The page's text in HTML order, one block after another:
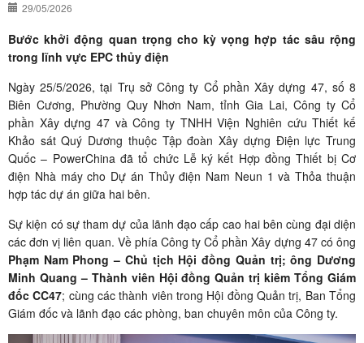
29/05/2026
Bước khởi động quan trọng cho kỳ vọng hợp tác sâu rộng
trong lĩnh vực EPC thủy điện
Ngày 25/5/2026, tại Trụ sở Công ty Cổ phần Xây dựng 47, số 8
Biên Cương, Phường Quy Nhơn Nam, tỉnh Gia Lai, Công ty Cổ
phần Xây dựng 47 và Công ty TNHH Viện Nghiên cứu Thiết kế
Khảo sát Quý Dương thuộc Tập đoàn Xây dựng Điện lực Trung
Quốc – PowerChina đã tổ chức Lễ ký kết Hợp đồng Thiết bị Cơ
điện Nhà máy cho Dự án Thủy điện Nam Neun 1 và Thỏa thuận
hợp tác dự án giữa hai bên.
Sự kiện có sự tham dự của lãnh đạo cấp cao hai bên cùng đại diện
các đơn vị liên quan. Về phía Công ty Cổ phần Xây dựng 47 có ông
Phạm Nam Phong – Chủ tịch Hội đồng Quản trị; ông Dương
Minh Quang – Thành viên Hội đồng Quản trị kiêm Tổng Giám
đốc CC47; cùng các thành viên trong Hội đồng Quản trị, Ban Tổng
Giám đốc và lãnh đạo các phòng, ban chuyên môn của Công ty.